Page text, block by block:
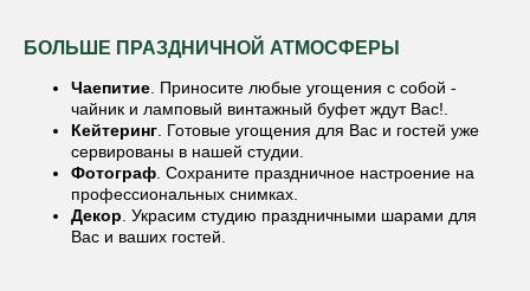
БОЛЬШЕ ПРАЗДНИЧНОЙ АТМОСФЕРЫ
Чаепитие. Приносите любые угощения с собой -
чайник и ламповый винтажный буфет ждут Вас!.
Кейтеринг. Готовые угощения для Вас и гостей уже
сервированы в нашей студии.
Фотограф. Сохраните праздничное настроение на
профессиональных снимках.
Декор. Украсим студию праздничными шарами для
Вас и ваших гостей.